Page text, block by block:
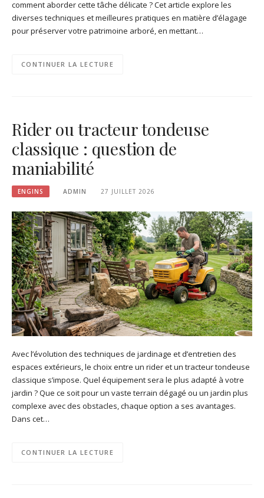
comment aborder cette tâche délicate ? Cet article explore les
diverses techniques et meilleures pratiques en matière d’élagage
pour préserver votre patrimoine arboré, en mettant…
CONTINUER LA LECTURE
Rider ou tracteur tondeuse
classique : question de
maniabilité
ENGINS ADMIN 27 JUILLET 2026
Avec l’évolution des techniques de jardinage et d’entretien des
espaces extérieurs, le choix entre un rider et un tracteur tondeuse
classique s’impose. Quel équipement sera le plus adapté à votre
jardin ? Que ce soit pour un vaste terrain dégagé ou un jardin plus
complexe avec des obstacles, chaque option a ses avantages.
Dans cet…
CONTINUER LA LECTURE